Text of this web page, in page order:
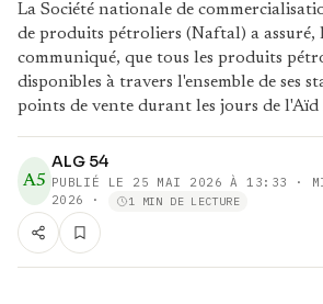
La Société nationale de
de produits pétroliers (Naftal) a assuré,
communiqué, que tous les produits
disponibles à travers l'ensemble de ses
points de vente durant les jours de l'Aïd
A5
ALG 54
PUBLIÉ LE 25 MAI 2026 À 13:33
·
2026
· 1 MIN DE LECTURE